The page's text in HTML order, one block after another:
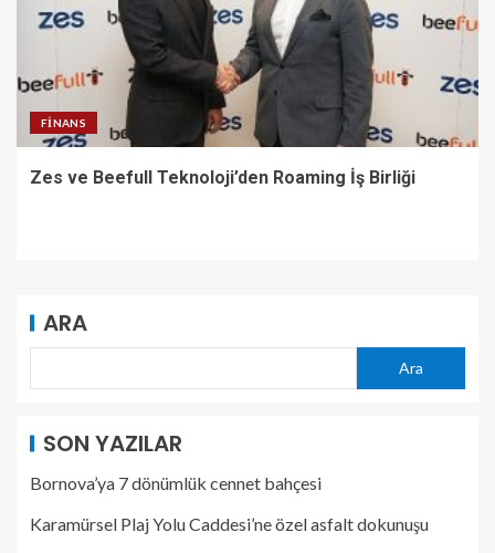
FINANS
Zes ve Beefull Teknoloji’den Roaming İş Birliği
ARA
Ara
SON YAZILAR
Bornova’ya 7 dönümlük cennet bahçesi
Karamürsel Plaj Yolu Caddesi’ne özel asfalt dokunuşu